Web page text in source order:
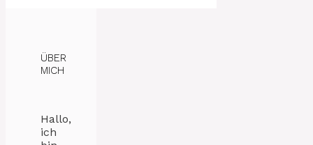
ÜBER
MICH
Hallo,
ich